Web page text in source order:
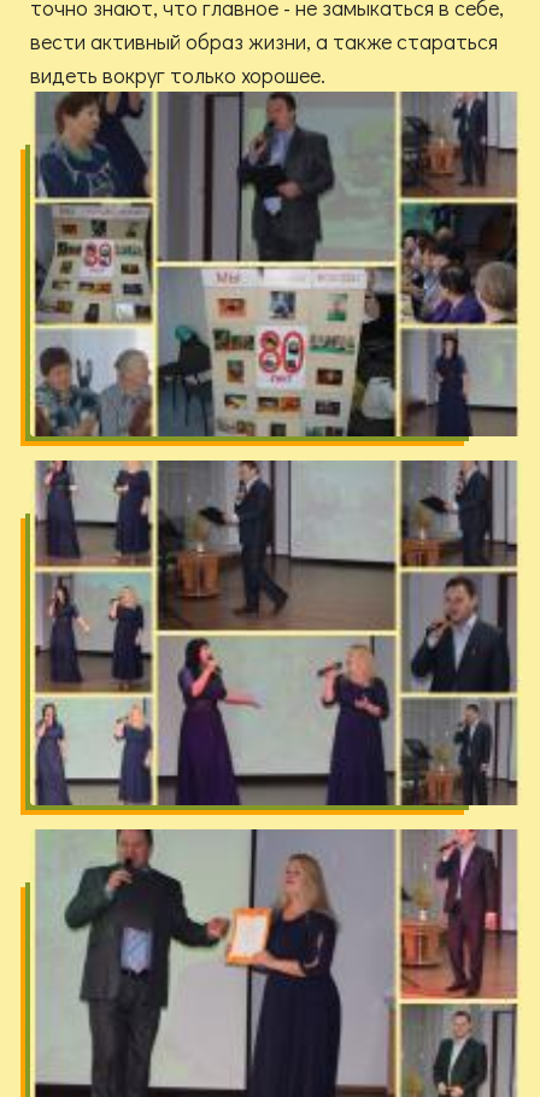
точно знают, что главное - не замыкаться в себе,
вести активный образ жизни, а также стараться
видеть вокруг только хорошее.